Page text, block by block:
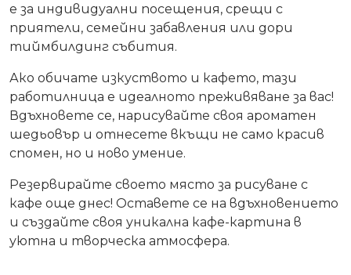
е за индивидуални посещения, срещи с
приятели, семейни забавления или дори
тиймбилдинг събития.
Ако обичате изкуството и кафето, тази
работилница е идеалното преживяване за вас!
Вдъхновете се, нарисувайте своя ароматен
шедьовър и отнесете вкъщи не само красив
спомен, но и ново умение.
Резервирайте своето място за рисуване с
кафе още днес! Оставете се на вдъхновението
и създайте своя уникална кафе-картина в
уютна и творческа атмосфера.